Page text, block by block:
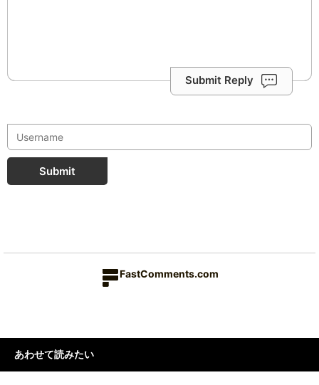
Submit Reply
Submit
FastComments.com
あわせて読みたい